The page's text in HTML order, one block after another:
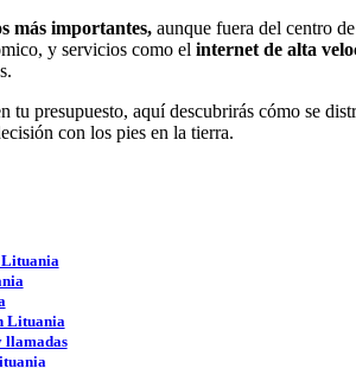
más importantes, aunque fuera del centro
y servicios como el internet de alta
tu presupuesto, aquí descubrirás cómo se
con los pies en la tierra.
Lituania
Lituania
llamadas